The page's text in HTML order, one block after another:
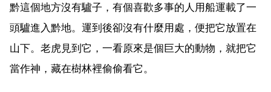
黔這個地方沒有驢子，有個喜歡多事的人用船運載了一
頭驢進入黔地。運到後卻沒有什麼用處，便把它放置在
山下。老虎見到它，一看原來是個巨大的動物，就把它
當作神，藏在樹林裡偷偷看它。